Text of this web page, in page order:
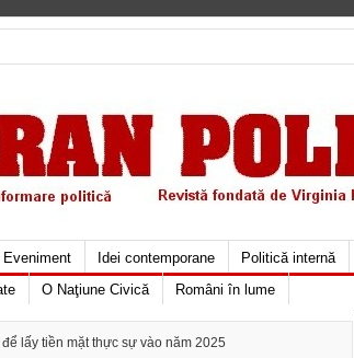
Eveniment Idei contemporane Politică internă
O Naţiune Civică Români în lume
lấy tiền mặt thực sự vào năm 2025